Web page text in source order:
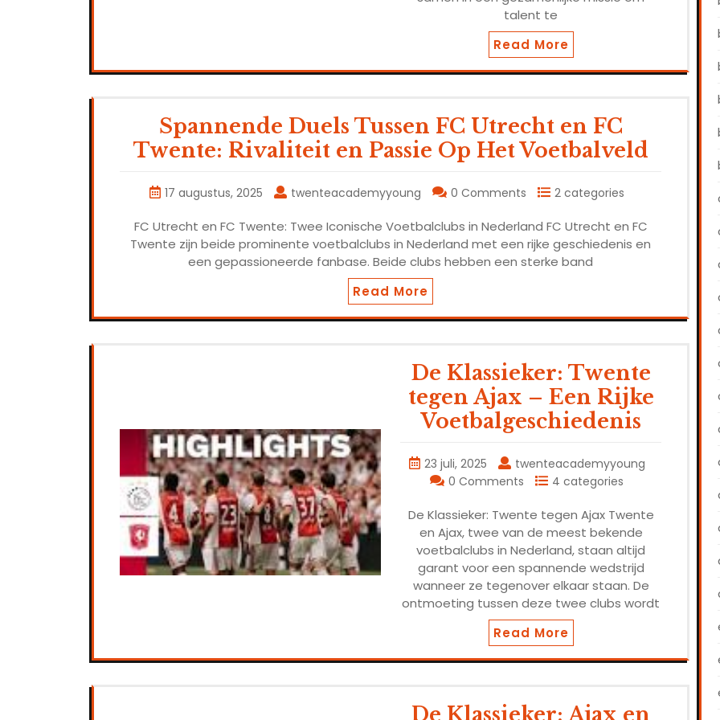
talent te
Read More
Spannende Duels Tussen FC Utrecht en FC
Twente: Rivaliteit en Passie Op Het Voetbalveld
17 augustus, 2025 twenteacademyyoung 0 Comments 2 categories
FC Utrecht en FC Twente: Twee Iconische Voetbalclubs in Nederland FC Utrecht en FC
Twente zijn beide prominente voetbalclubs in Nederland met een rijke geschiedenis en
een gepassioneerde fanbase. Beide clubs hebben een sterke band
Read More
De Klassieker: Twente
tegen Ajax – Een Rijke
Voetbalgeschiedenis
23 juli, 2025
twenteacademyyoung
0 Comments
4 categories
De Klassieker: Twente tegen Ajax Twente
en Ajax, twee van de meest bekende
voetbalclubs in Nederland, staan altijd
garant voor een spannende wedstrijd
wanneer ze tegenover elkaar staan. De
ontmoeting tussen deze twee clubs wordt
Read More